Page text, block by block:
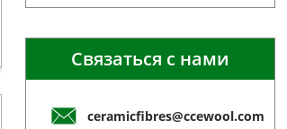
Связаться с нами
ceramicfibres@ccewool.com